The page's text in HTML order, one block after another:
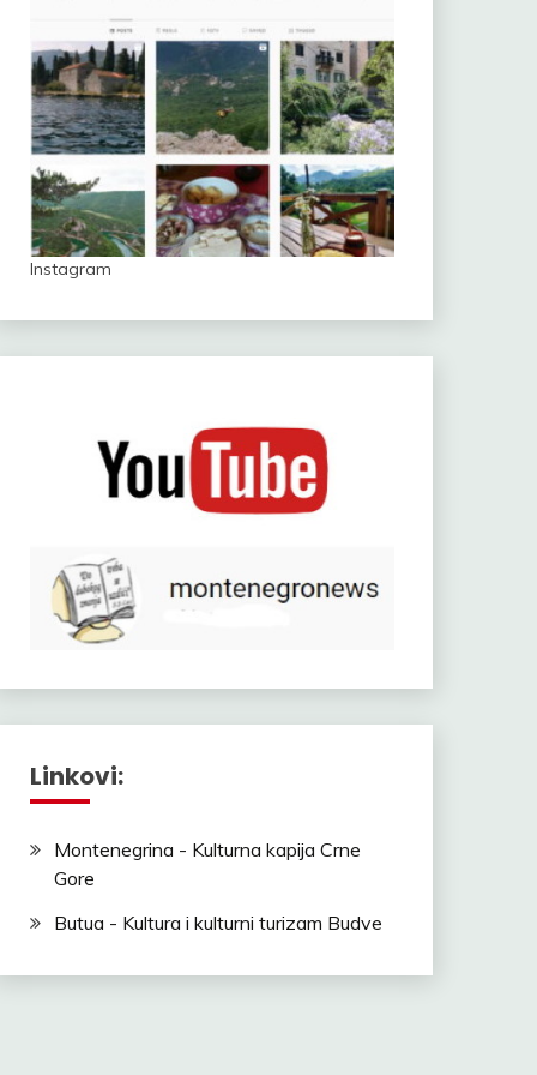
Instagram
Linkovi:
Montenegrina - Kulturna kapija Crne
Gore
Butua - Kultura i kulturni turizam Budve